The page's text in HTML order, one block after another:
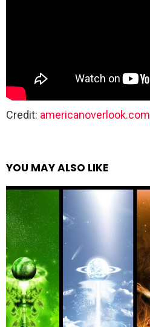
Credit: americanoverlook.com
YOU MAY ALSO LIKE